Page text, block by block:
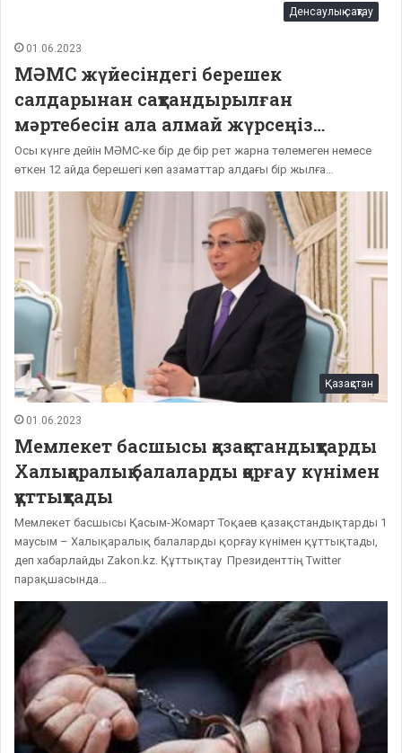
Денсаулық сақтау
01.06.2023
МӘМС жүйесіндегі берешек
салдарынан сақтандырылған
мәртебесін ала алмай жүрсеңіз…
Осы күнге дейін МӘМС-ке бір де бір рет жарна төлемеген немесе
өткен 12 айда берешегі көп азаматтар алдағы бір жылға…
Қазақстан
01.06.2023
Мемлекет басшысы қазақстандықтарды
Халықаралық балаларды қорғау күнімен
құттықтады
Мемлекет басшысы Қасым-Жомарт Тоқаев қазақстандықтарды 1
маусым – Халықаралық балаларды қорғау күнімен құттықтады,
деп хабарлайды Zakon.kz. Құттықтау Президенттің Twitter
парақшасында…